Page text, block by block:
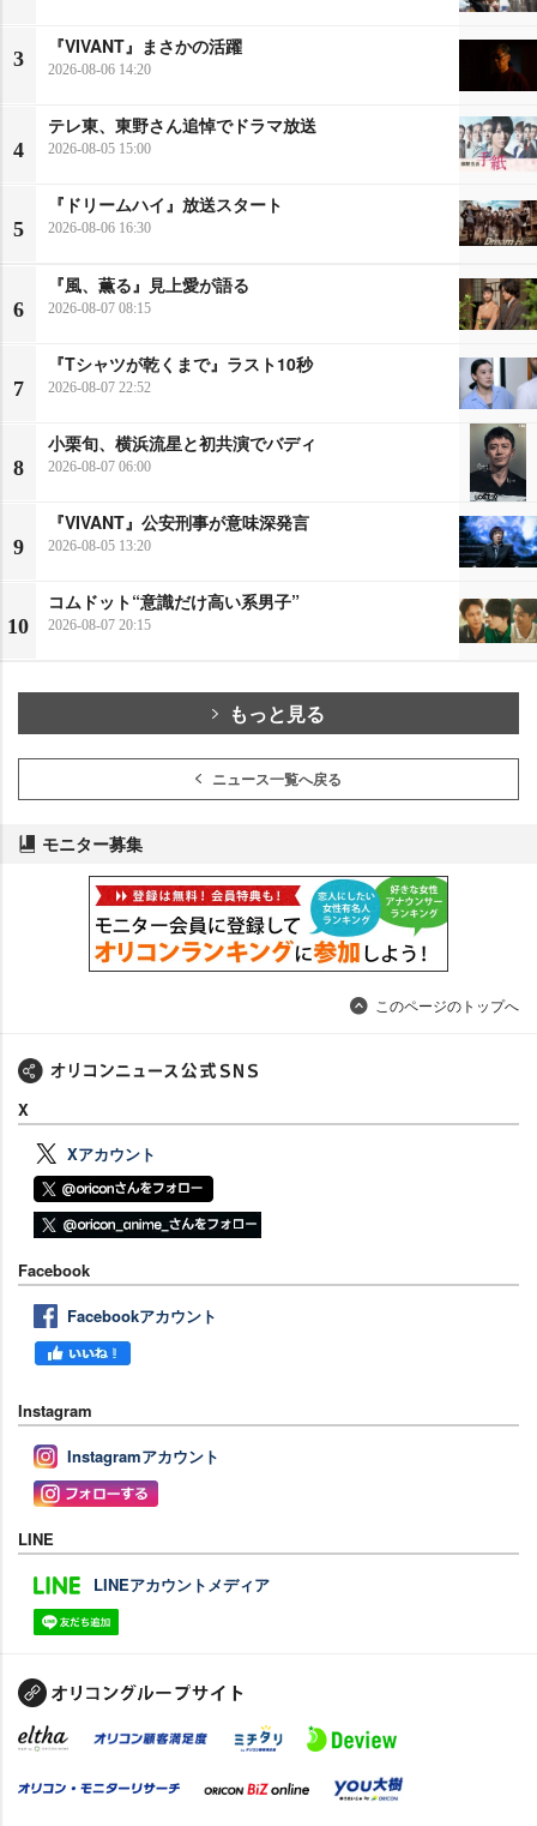
3
『VIVANT』まさかの活躍
2026-08-06 14:20
4
テレ東、東野さん追悼でドラマ放送
2026-08-05 15:00
5
『ドリームハイ』放送スタート
2026-08-06 16:30
6
『風、薫る』見上愛が語る
2026-08-07 08:15
7
『Tシャツが乾くまで』ラスト10秒
2026-08-07 22:52
8
小栗旬、横浜流星と初共演でバディ
2026-08-07 06:00
9
『VIVANT』公安刑事が意味深発言
2026-08-05 13:20
10
コムドット“意識だけ高い系男子”
2026-08-07 20:15
もっと見る
ニュース一覧へ戻る
モニター募集
このページのトップへ
X
Xアカウント
Facebook
Facebookアカウント
Instagram
Instagramアカウント
LINE
LINEアカウントメディア